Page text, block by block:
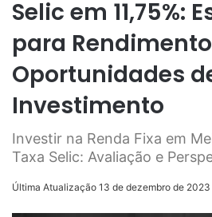
Selic em 11,75%:
para
Oportunidades
Investimento
Investir na Renda Fixa em
Taxa Selic: Avaliação e
Última Atualização 13 de dezembro de 2023